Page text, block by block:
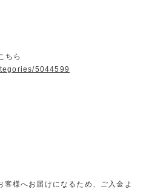
ちら
5044599
様へお届けになるため、ご入金よ